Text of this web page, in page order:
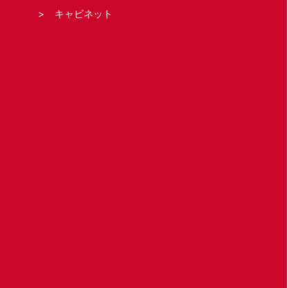
キャビネット